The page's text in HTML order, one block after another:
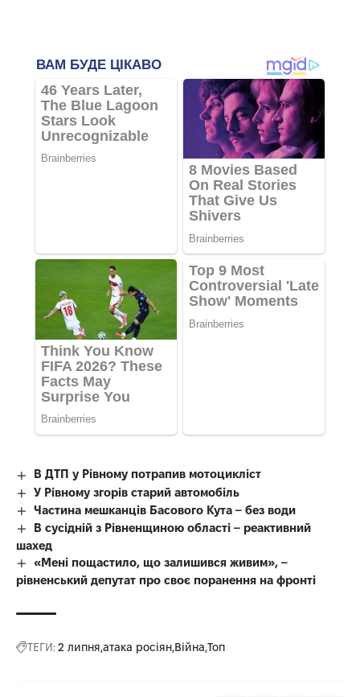
В ДТП у Рівному потрапив мотоцикліст
У Рівному згорів старий автомобіль
Частина мешканців Басового Кута – без води
В сусідній з Рівненщиною області – реактивний
шахед
«Мені пощастило, що залишився живим», –
рівненський депутат про своє поранення на фронті
ТЕГИ: 2 липня атака росіян Війна Топ